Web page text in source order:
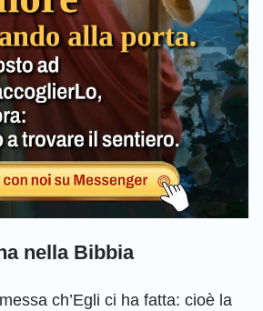
nella Bibbia
ch’Egli ci ha fatta: cioè la